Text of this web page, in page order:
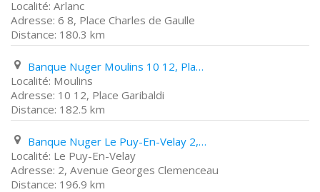
Arlanc
6 8, Place Charles de Gaulle
180.3 km
Banque Nuger Moulins 10 12, Place Garibaldi
Moulins
10 12, Place Garibaldi
182.5 km
Banque Nuger Le Puy-En-Velay 2, Avenue Georges Clemenceau
Le Puy-En-Velay
2, Avenue Georges Clemenceau
196.9 km